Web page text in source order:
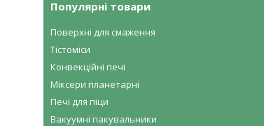
Популярні товари
Поверхні для смаження
Тістоміси
Конвекційні печі
Міксери планетарні
Печі для піци
Вакуумні пакувальники